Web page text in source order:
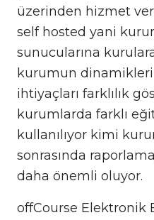
üzerinden hizmet
self hosted yani
sunucularına
kurumun dinamikleri
ihtiyaçları farklılık
kurumlarda farklı
kullanılıyor kimi
sonrasında
daha önemli oluyor.
offCourse Elektronik